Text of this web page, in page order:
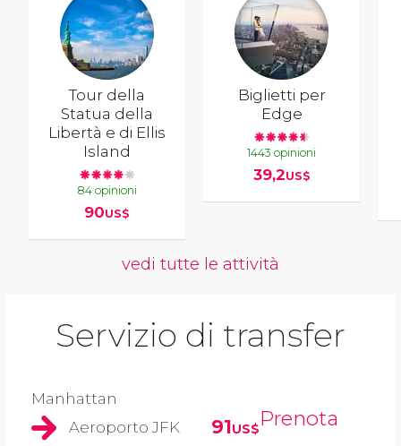
Tour della
Statua della
Libertà e di Ellis
Island
84 opinioni
90US$
Biglietti per
Edge
1443 opinioni
39,2US$
vedi tutte le attività
Servizio di transfer
Manhattan
Aeroporto JFK
91US$Prenota